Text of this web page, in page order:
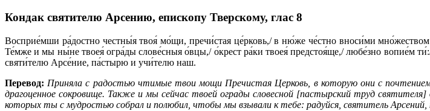
Кондак святителю Арсению, епископу Тверскому, глас 8
Восприе́мши ра́достно честны́я твоя́ мо́щи, пречи́стая це́рковь,/ в ню́же че́стно вноси́ми
Те́мже и мы ны́не твоея́ огра́ды слове́сныя о́вцы,/ о́крест ра́ки твоея́ предстоя́ще,/ любе́зно вопие́м
святи́телю Арсе́ние, па́стырю и учи́телю наш.
Перевод: Приняла с радостью чтимые твои мощи Пречистая Церковь, в которую они с
драгоценное сокровище. Также и мы сейчас твоей ограды словесной [пастырский труд
которых ты с мудростью собрал и полюбил, чтобы мы взывали к тебе: радуйся, святитель